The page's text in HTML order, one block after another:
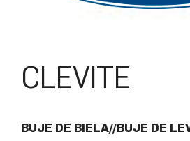
CLEVITE
BUJE DE BIELA//BUJE DE